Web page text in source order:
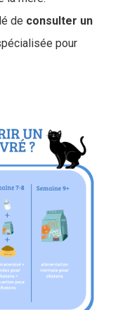
de consulter un
pour